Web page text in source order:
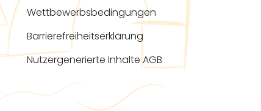
Wettbewerbsbedingungen
Barrierefreiheitserklärung
Nutzergenerierte Inhalte AGB